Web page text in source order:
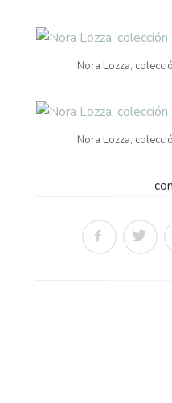
Nora Lozza,
Nora Lozza,